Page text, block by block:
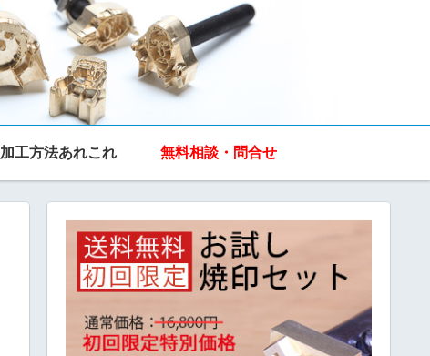
加工方法あれこれ 無料相談・問合せ